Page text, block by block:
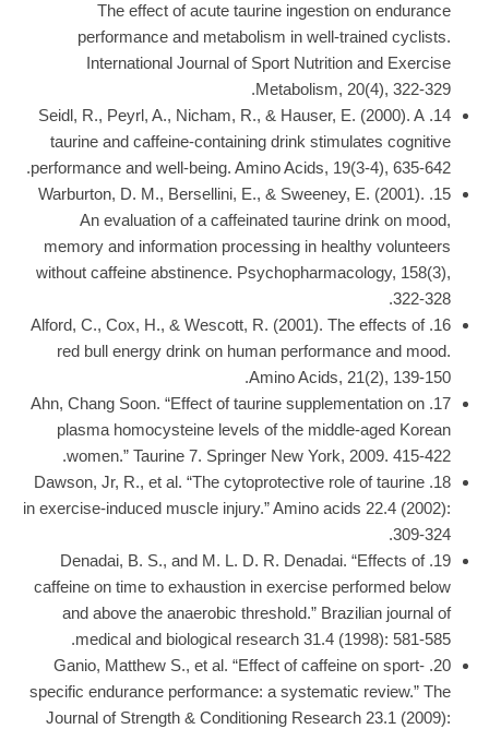
The effect of acute taurine ingestion on endurance
performance and metabolism in well-trained cyclists.
International Journal of Sport Nutrition and Exercise
Metabolism, 20(4), 322-329.
14. Seidl, R., Peyrl, A., Nicham, R., & Hauser, E. (2000). A
taurine and caffeine-containing drink stimulates cognitive
performance and well-being. Amino Acids, 19(3-4), 635-642.
15. Warburton, D. M., Bersellini, E., & Sweeney, E. (2001).
An evaluation of a caffeinated taurine drink on mood,
memory and information processing in healthy volunteers
without caffeine abstinence. Psychopharmacology, 158(3),
322-328.
16. Alford, C., Cox, H., & Wescott, R. (2001). The effects of
red bull energy drink on human performance and mood.
Amino Acids, 21(2), 139-150.
17. Ahn, Chang Soon. “Effect of taurine supplementation on
plasma homocysteine levels of the middle-aged Korean
women.” Taurine 7. Springer New York, 2009. 415-422.
18. Dawson, Jr, R., et al. “The cytoprotective role of taurine
in exercise-induced muscle injury.” Amino acids 22.4 (2002):
309-324.
19. Denadai, B. S., and M. L. D. R. Denadai. “Effects of
caffeine on time to exhaustion in exercise performed below
and above the anaerobic threshold.” Brazilian journal of
medical and biological research 31.4 (1998): 581-585.
20. Ganio, Matthew S., et al. “Effect of caffeine on sport-
specific endurance performance: a systematic review.” The
Journal of Strength & Conditioning Research 23.1 (2009):